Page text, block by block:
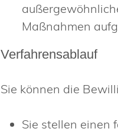
Maßnahmen
Verfahrensablauf
Sie können die
Sie stellen einen